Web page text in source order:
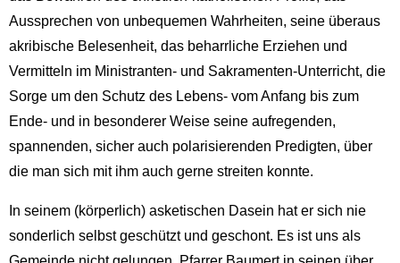
Aussprechen von unbequemen Wahrheiten, seine überaus
akribische Belesenheit, das beharrliche Erziehen und
Vermitteln im Ministranten- und Sakramenten-Unterricht, die
Sorge um den Schutz des Lebens- vom Anfang bis zum
Ende- und in besonderer Weise seine aufregenden,
spannenden, sicher auch polarisierenden Predigten, über
die man sich mit ihm auch gerne streiten konnte.
In seinem (körperlich) asketischen Dasein hat er sich nie
sonderlich selbst geschützt und geschont. Es ist uns als